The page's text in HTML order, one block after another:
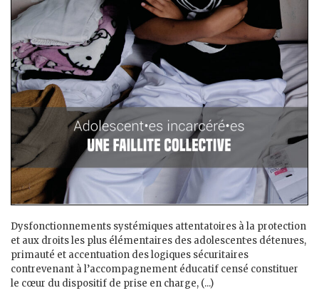
Dysfonctionnements systémiques attentatoires à la protection
et aux droits les plus élémentaires des adolescent·es détenu·es,
primauté et accentuation des logiques sécuritaires
contrevenant à l’accompagnement éducatif censé constituer
le cœur du dispositif de prise en charge, (...)